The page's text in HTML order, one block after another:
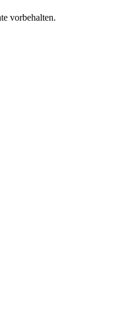
vorbehalten.